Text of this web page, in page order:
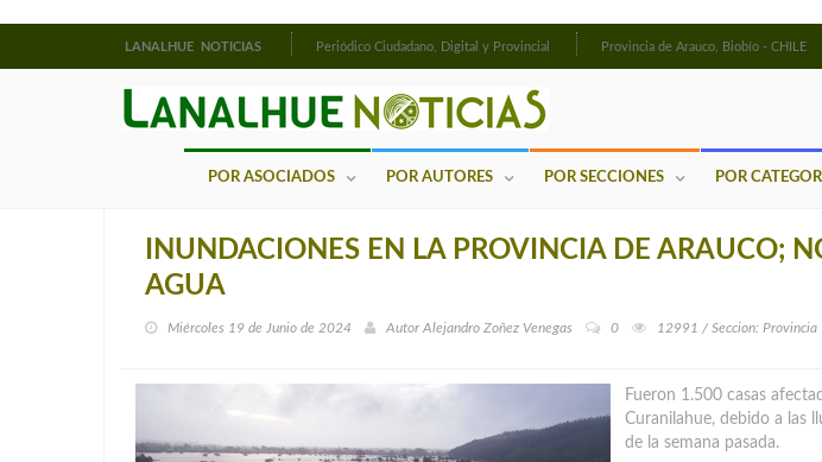
LANALHUE NOTICIAS Periódico Ciudadano, Digital y Provincial Provincia de Arauco, Biobío - CHILE
POR ASOCIADOS POR AUTORES POR SECCIONES POR
INUNDACIONES EN LA PROVINCIA DE ARAUCO;
AGUA
Miércoles 19 de Junio de 2024 Autor Alejandro Zoñez Venegas 0 12991 / Seccion: Provincia
Fueron 1.500 casas
Curanilahue, debido a las
de la semana pasada.